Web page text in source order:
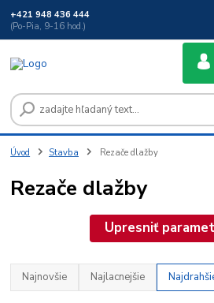
+421 948 436 444
(Po-Pia, 9-16 hod.)
Úvod Stavba Rezače dlažby
Rezače dlažby
Upresniť
Najnovšie Najlacnejšie